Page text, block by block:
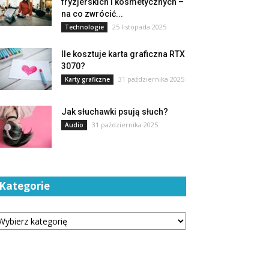
na co zwrócić...
Technologie 25 listopada 2025
Ile kosztuje karta graficzna RTX
3070?
Karty graficzne 31 października 2025
Jak słuchawki psują słuch?
Audio 31 października 2025